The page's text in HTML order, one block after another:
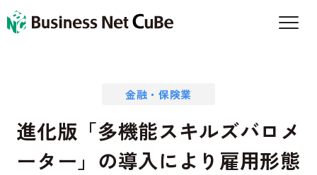
金融・保険業
進化版「多機能スキルズバロメ
ーター」の導入により雇用形態